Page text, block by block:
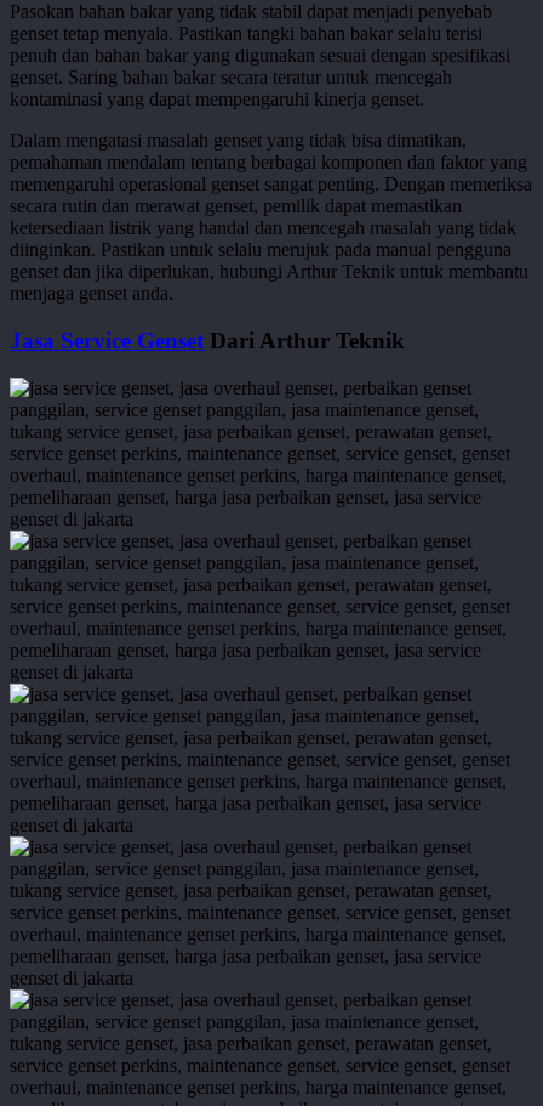
Pasokan bahan bakar yang tidak stabil dapat menjadi penyebab
genset tetap menyala. Pastikan tangki bahan bakar selalu terisi
penuh dan bahan bakar yang digunakan sesuai dengan spesifikasi
genset. Saring bahan bakar secara teratur untuk mencegah
kontaminasi yang dapat mempengaruhi kinerja genset.
Dalam mengatasi masalah genset yang tidak bisa dimatikan,
pemahaman mendalam tentang berbagai komponen dan faktor yang
memengaruhi operasional genset sangat penting. Dengan memeriksa
secara rutin dan merawat genset, pemilik dapat memastikan
ketersediaan listrik yang handal dan mencegah masalah yang tidak
diinginkan. Pastikan untuk selalu merujuk pada manual pengguna
genset dan jika diperlukan, hubungi Arthur Teknik untuk membantu
menjaga genset anda.
Jasa Service Genset Dari Arthur Teknik
service-
genset-
83
service-
genset-
87
service-
genset-
76
service-
genset-
71